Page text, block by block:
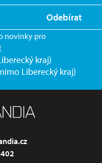
Odebírat
novinky pro
kraj)
Liberecký kraj)